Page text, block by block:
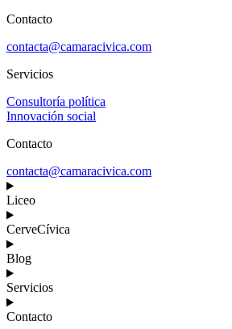
Contacto
contacta@camaracivica.com
Servicios
Consultoría política
Innovación social
Contacto
contacta@camaracivica.com
Liceo
CerveCívica
Blog
Servicios
Contacto